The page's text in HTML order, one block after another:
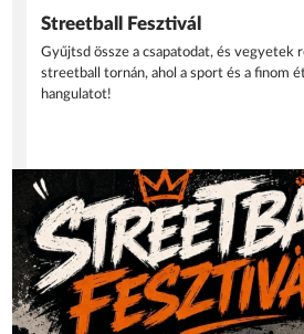
Streetball Fesztivál
Gyűjtsd össze a csapatodat, és vegyetek
streetball tornán, ahol a sport és a finom
hangulatot!